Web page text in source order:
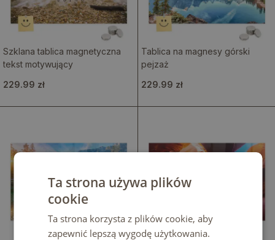
Szklana tablica magnetyczna
tekst motywujący
229.99 zł
Tablica na magnesy górski
pejzaż
229.99 zł
Ta strona używa plików
cookie
Ta strona korzysta z plików cookie, aby
zapewnić lepszą wygodę użytkowania.